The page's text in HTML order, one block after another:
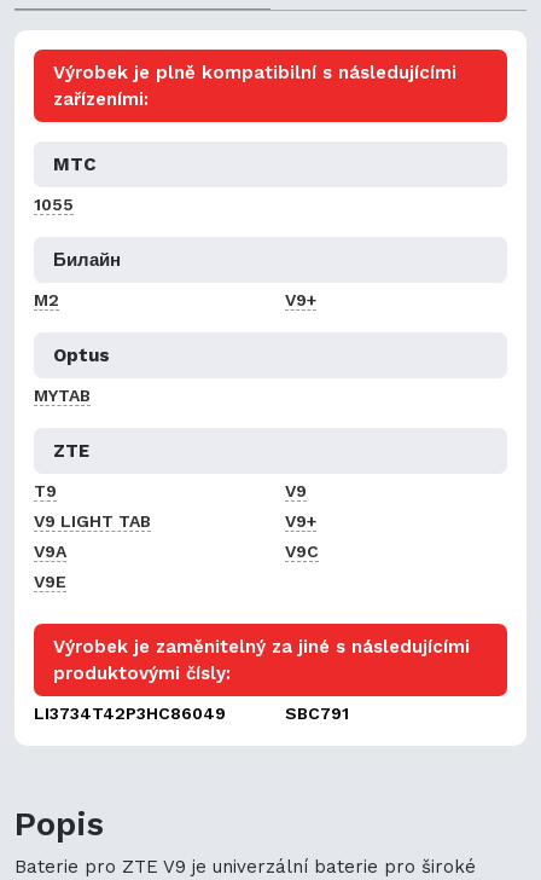
Výrobek je plně kompatibilní s následujícími
zařízeními:
MTC
1055
Билайн
M2 V9+
Optus
MYTAB
ZTE
T9
V9
V9 LIGHT TAB
V9+
V9A
V9C
V9E
Výrobek je zaměnitelný za jiné s následujícími
produktovými čísly:
LI3734T42P3HC86049 SBC791
Popis
Baterie pro ZTE V9 je univerzální baterie pro široké